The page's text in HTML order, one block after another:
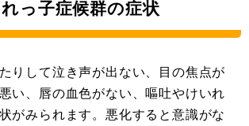
っ子症候群の症状
りして泣き声が出ない、目の焦点が
い、唇の血色がない、嘔吐やけいれ
がみられます。悪化すると意識がな